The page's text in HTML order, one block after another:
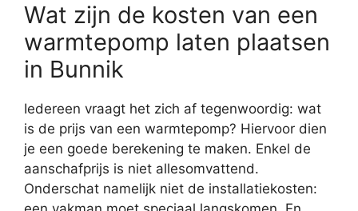
Wat zijn de kosten van een
warmtepomp laten plaatsen
in Bunnik
Iedereen vraagt het zich af tegenwoordig: wat
is de prijs van een warmtepomp? Hiervoor dien
je een goede berekening te maken. Enkel de
aanschafprijs is niet allesomvattend.
Onderschat namelijk niet de installatiekosten: